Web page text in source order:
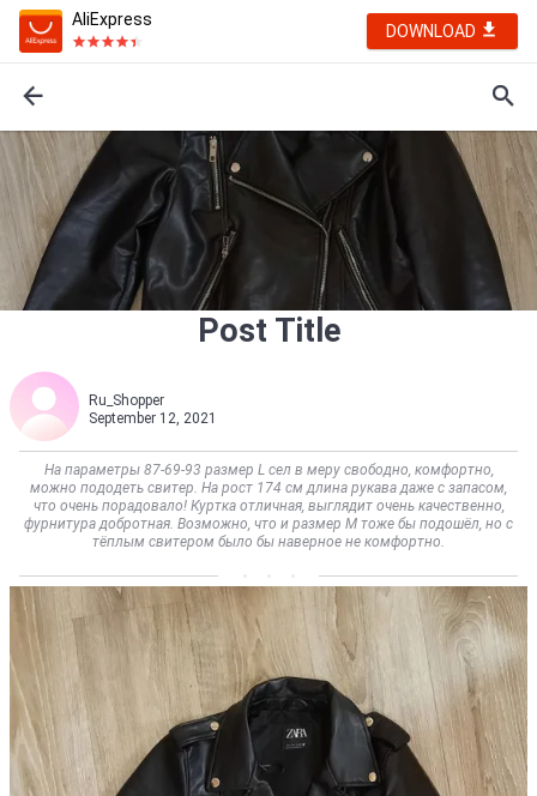
AliExpress
DOWNLOAD
Post Title
Ru_Shopper
September 12, 2021
На параметры 87-69-93 размер L сел в меру свободно, комфортно,
можно пододеть свитер. На рост 174 см длина рукава даже с запасом,
что очень порадовало! Куртка отличная, выглядит очень качественно,
фурнитура добротная. Возможно, что и размер M тоже бы подошёл, но с
тёплым свитером было бы наверное не комфортно.